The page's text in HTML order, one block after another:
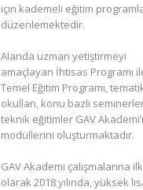
için kademeli eğitim
düzenlemektedir.
Alanda uzman yetiştirmeyi
amaçlayan İhtisas Programı
Temel Eğitim Programı,
okulları, konu bazlı
teknik eğitimler GAV
modüllerini oluşturmaktadır.
GAV Akademi çalışmalarına ilk
olarak 2018 yılında, yüksek